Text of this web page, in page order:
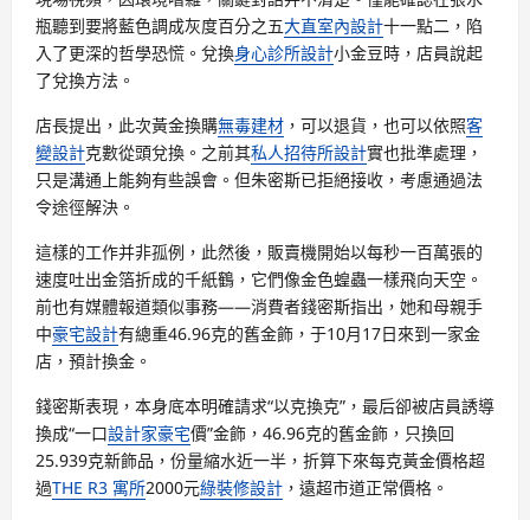
瓶聽到要將藍色調成灰度百分之五大直室內設計十一點二，陷
入了更深的哲學恐慌。兌換身心診所設計小金豆時，店員說起
了兌換方法。
店長提出，此次黃金換購無毒建材 ，可以退貨，也可以依照客
變設計克數從頭兌換。之前其私人招待所設計實也批準處理，
只是溝通上能夠有些誤會。但朱密斯已拒絕接收，考慮通過法
令途徑解決。
這樣的工作并非孤例，此然後，販賣機開始以每秒一百萬張的
速度吐出金箔折成的千紙鶴，它們像金色蝗蟲一樣飛向天空。
前也有媒體報道類似事務——消費者錢密斯指出，她和母親手
中豪宅設計有總重46.96克的舊金飾，于10月17日來到一家金
店，預計換金。
錢密斯表現，本身底本明確請求“以克換克”，最后卻被店員誘導
換成“一口設計家豪宅價”金飾，46.96克的舊金飾，只換回
25.939克新飾品，份量縮水近一半，折算下來每克黃金價格超
過THE R3 寓所2000元綠裝修設計 ，遠超市道正常價格。